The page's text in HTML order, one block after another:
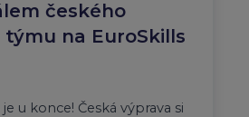
českého
na EuroSkills
u konce! Česká výprava si